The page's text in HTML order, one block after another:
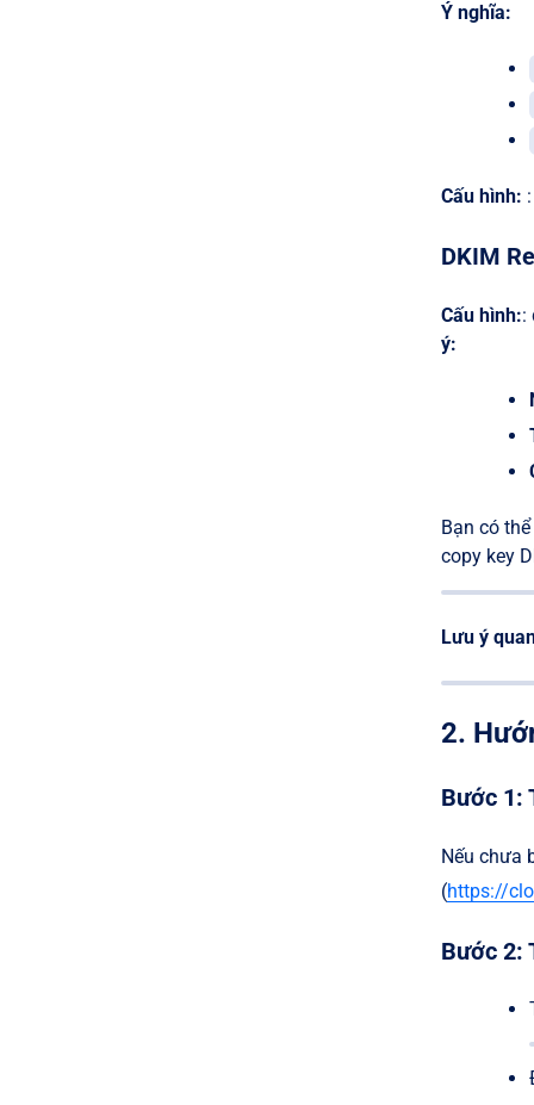
Ý nghĩa:
Cấu hình:
DKIM
Cấu hình::
ý:
Bạn có
copy key
Lưu ý
2.
Bước 1:
Nếu chưa
(https://
Bước 2: